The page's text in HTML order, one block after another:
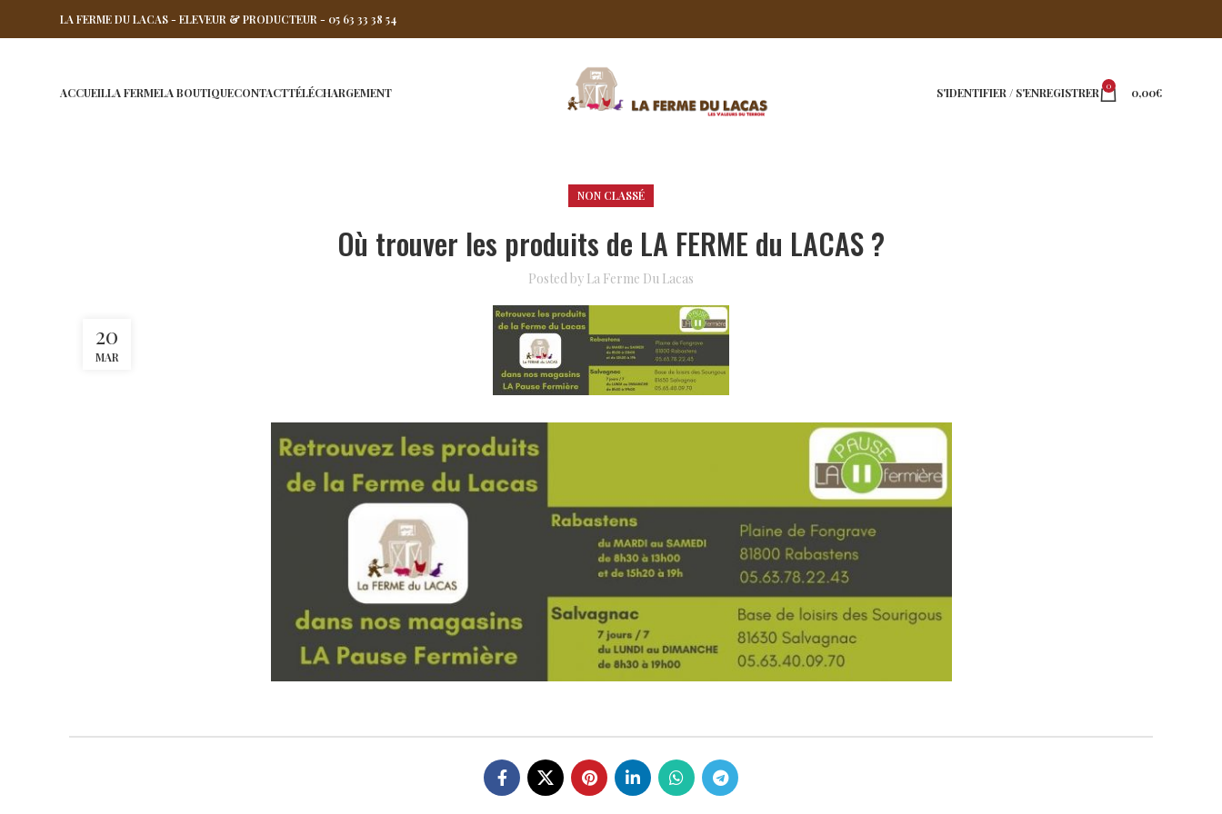
LA FERME DU LACAS - ELEVEUR & PRODUCTEUR - 05 63 33 38 54
ACCUEILLA FERMELA BOUTIQUECONTACTTÉLÉCHARGEMENT S'IDENTIFIER / S'ENREGISTRER 0 0,00€
NON CLASSÉ
Où trouver les produits de LA FERME du LACAS ?
Posted by La Ferme Du Lacas
20
MAR